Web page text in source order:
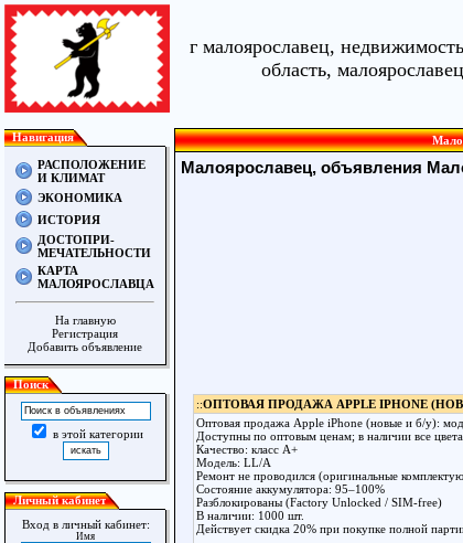
г малоярославец,
область,
Навигация
РАСПОЛОЖЕНИЕ
И КЛИМАТ
ЭКОНОМИКА
ИСТОРИЯ
ДОСТОПРИ-
МЕЧАТЕЛЬНОСТИ
КАРТА
МАЛОЯРОСЛАВЦА
На главную
Регистрация
Добавить объявление
Поиск
в этой категории
Личный кабинет
Вход в личный кабинет:
Имя
Малоярославец, объявления
::ОПТОВАЯ ПРОДАЖА APPLE IPHONE
Оптовая продажа Apple iPhone (новые и б/у):
Доступны по оптовым ценам; в наличии все
Качество: класс A+
Модель: LL/A
Ремонт не проводился (оригинальные
Состояние аккумулятора: 95–100%
Разблокированы (Factory Unlocked / SIM-free)
В наличии: 1000 шт.
Действует скидка 20% при покупке полной